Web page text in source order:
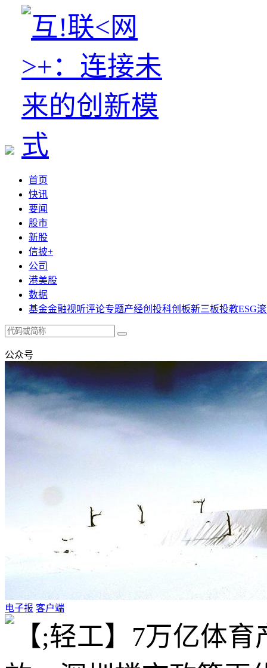
首页
快讯
要闻
股市
新股
信披+
公司
港美股
数据
基金金融视听评论专题产经创投科创板新三板投教ESG
公众号
电子报 客户端